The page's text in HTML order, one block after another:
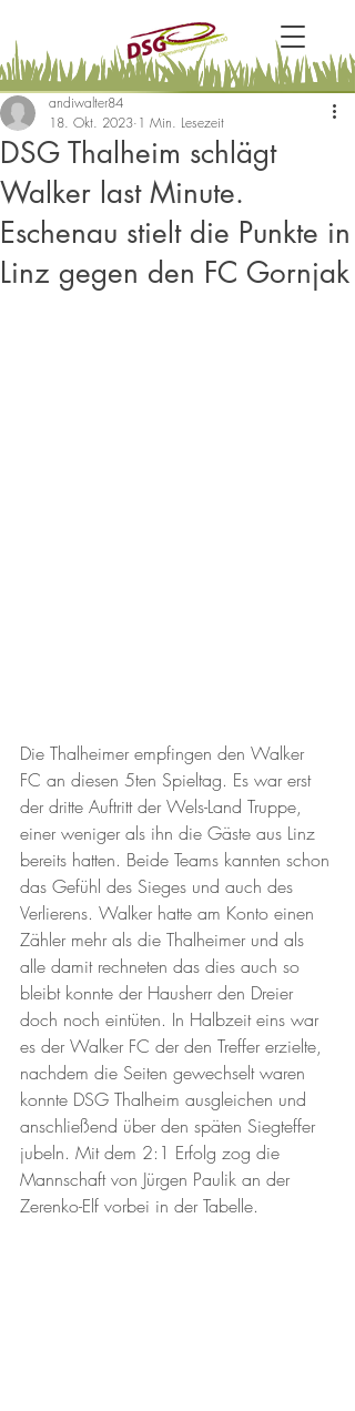
DSG Thalheim schlägt
Walker last Minute.
Eschenau stielt die Punkte in
Linz gegen den FC Gornjak
andiwalter84
18. Okt. 2023 1 Min. Lesezeit
Die Thalheimer empfingen den Walker
FC an diesen 5ten Spieltag. Es war erst
der dritte Auftritt der Wels-Land Truppe,
einer weniger als ihn die Gäste aus Linz
bereits hatten. Beide Teams kannten schon
das Gefühl des Sieges und auch des
Verlierens. Walker hatte am Konto einen
Zähler mehr als die Thalheimer und als
alle damit rechneten das dies auch so
bleibt konnte der Hausherr den Dreier
doch noch eintüten. In Halbzeit eins war
es der Walker FC der den Treffer erzielte,
nachdem die Seiten gewechselt waren
konnte DSG Thalheim ausgleichen und
anschließend über den späten Siegteffer
jubeln. Mit dem 2:1 Erfolg zog die
Mannschaft von Jürgen Paulik an der
Zerenko-Elf vorbei in der Tabelle.